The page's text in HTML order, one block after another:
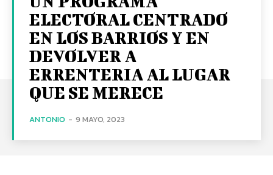
ELECTORAL CENTRADO
EN LOS BARRIOS Y EN
DEVOLVER A
ERRENTERIA AL LUGAR
QUE SE MERECE
ANTONIO - 9 MAYO, 2023